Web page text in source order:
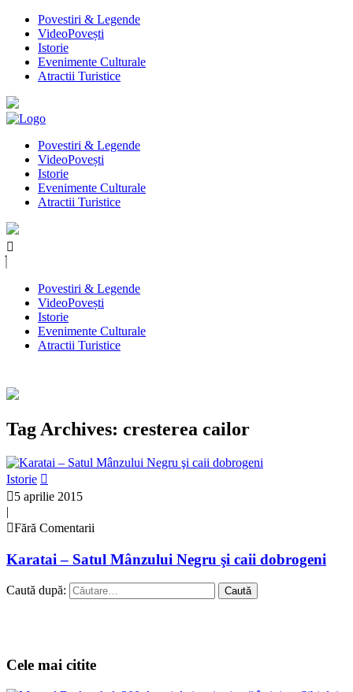
Povestiri & Legende
VideoPovești
Istorie
Evenimente Culturale
Atractii Turistice
Povestiri & Legende
VideoPovești
Istorie
Evenimente Culturale
Atractii Turistice
Povestiri & Legende
VideoPovești
Istorie
Evenimente Culturale
Atractii Turistice
Tag Archives: cresterea cailor
Istorie
5 aprilie 2015
|
Fără Comentarii
Karatai – Satul Mânzului Negru şi caii dobrogeni
Caută după:
Cele mai citite